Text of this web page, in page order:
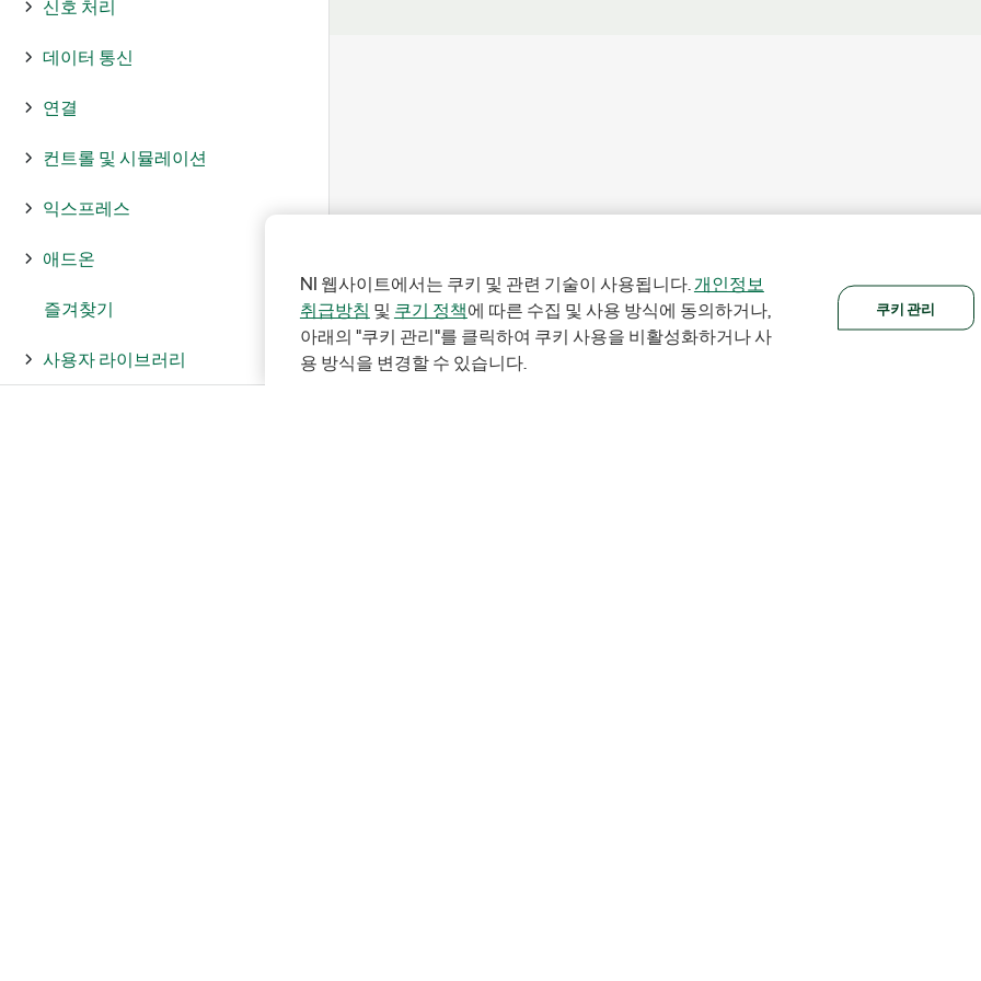
신호 처리
데이터 통신
연결
컨트롤 및 시뮬레이션
익스프레스
애드온
즐겨찾기
사용자 라이브러리
NI 웹사이트에서는 쿠키 및 관련 기술이 사용됩니다. 개인정보
취급방침 및 쿠기 정책에 따른 수집 및 사용 방식에 동의하거나,
아래의 "쿠키 관리"를 클릭하여 쿠키 사용을 비활성화하거나 사
용 방식을 변경할 수 있습니다.
쿠키 관리